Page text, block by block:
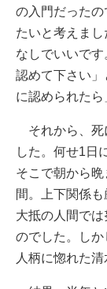
の入門だった
たいと考えま
なしでいいで
認めて下さい
に認められたら
それから、死
した。何せ1日
そこで朝から
間。上下関係
大抵の人間で
のでした。し
人柄に惚れた